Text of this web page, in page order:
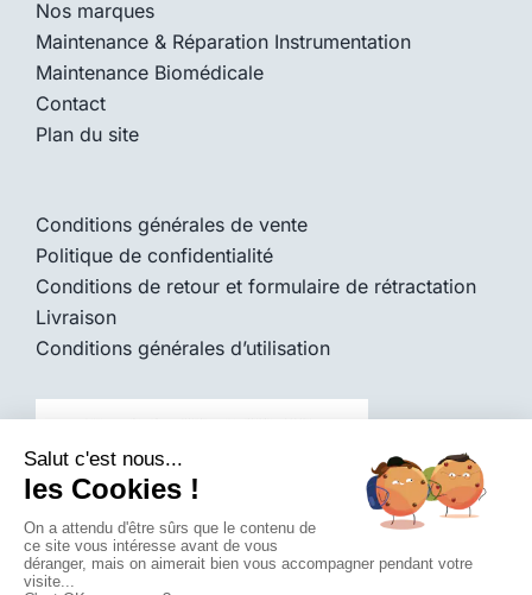
Nos marques
Maintenance & Réparation Instrumentation
Maintenance Biomédicale
Contact
Plan du site
Conditions générales de vente
Politique de confidentialité
Conditions de retour et formulaire de rétractation
Livraison
Conditions générales d’utilisation